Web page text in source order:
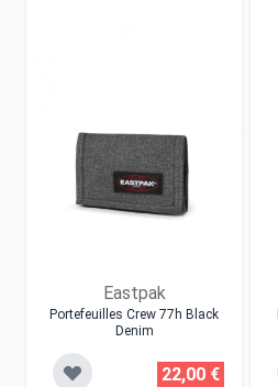
Eastpak
Portefeuilles Crew 77h Black
Denim
22,00 €